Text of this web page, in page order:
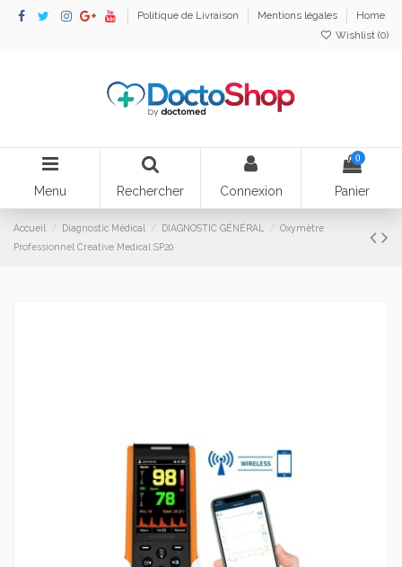
Politique de Livraison Mentions légales
Home
Wishlist (0)
Menu Rechercher Connexion
0
Panier
Accueil Diagnostic Médical DIAGNOSTIC GÉNÉRAL
Oxymètre
Professionnel Creative Medical SP20